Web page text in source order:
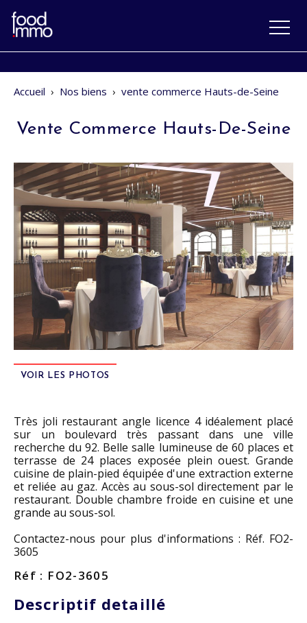
Accueil › Nos biens › vente commerce Hauts-de-Seine
Vente Commerce Hauts-De-Seine
VOIR LES PHOTOS
Très joli restaurant angle licence 4 idéalement placé
sur un boulevard très passant dans une ville
recherche du 92. Belle salle lumineuse de 60 places et
terrasse de 24 places exposée plein ouest. Grande
cuisine de plain-pied équipée d'une extraction externe
et reliée au gaz. Accès au sous-sol directement par le
restaurant. Double chambre froide en cuisine et une
grande au sous-sol.
Contactez-nous pour plus d'informations : Réf. FO2-
3605
Réf : FO2-3605
Descriptif detaillé